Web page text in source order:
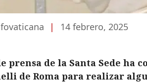
| 14 febrero, 2025
prensa de la Santa Sede ha
de Roma para realizar